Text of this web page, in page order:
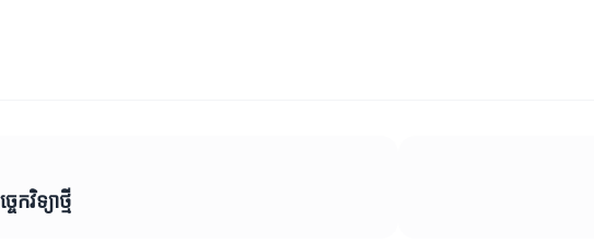
កវិទ្យាថ្មី